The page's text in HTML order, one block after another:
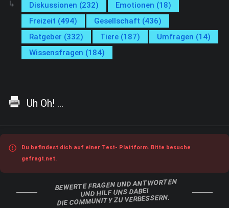
Diskussionen (232)
Emotionen (18)
Freizeit (494)
Gesellschaft (436)
Ratgeber (332)
Tiere (187)
Umfragen (14)
Wissensfragen (184)
Uh Oh! ...
Du befindest dich auf einer Test- Plattform. Bitte besuche
gefragt.net.
BEWERTE FRAGEN UND ANTWORTEN
UND HILF UNS DABEI
DIE COMMUNITY ZU VERBESSERN.